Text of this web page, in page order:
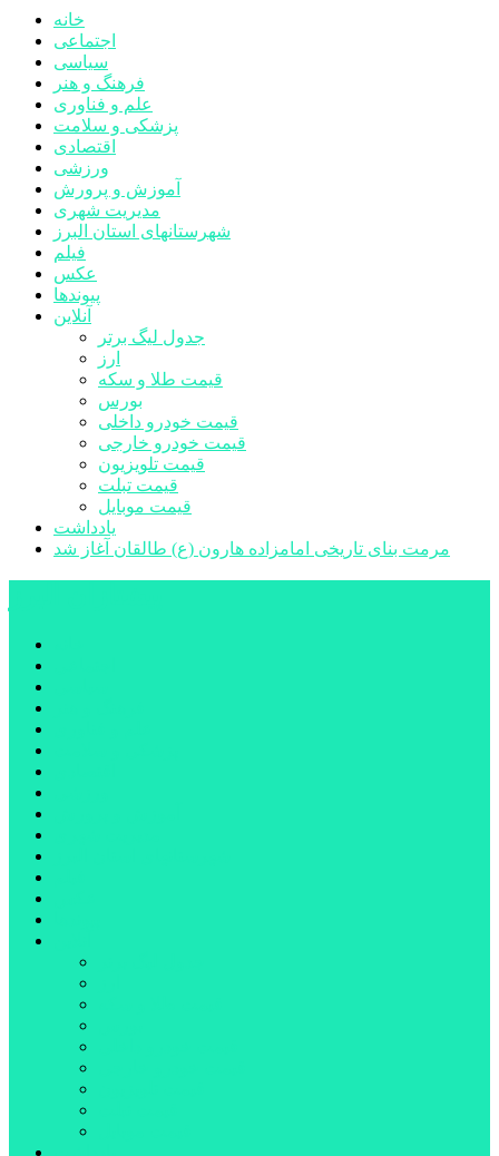
خانه
اجتماعی
سیاسی
فرهنگ و هنر
علم و فناوری
پزشکی و سلامت
اقتصادی
ورزشی
آموزش و پرورش
مدیریت شهری
شهرستانهای استان البرز
فیلم
عکس
پیوندها
آنلاین
جدول لیگ برتر
ارز
قیمت طلا و سکه
بورس
قیمت خودرو داخلی
قیمت خودرو خارجی
قیمت تلویزیون
قیمت تبلت
قیمت موبایل
یادداشت
مرمت بنای تاریخی امامزاده هارون (ع) طالقان آغاز شد